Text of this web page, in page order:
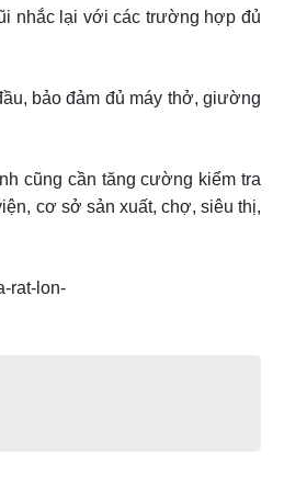
nhắc lại với các trường hợp đủ
bảo đảm đủ máy thở, giường
cũng cần tăng cường kiểm tra
cơ sở sản xuất, chợ, siêu thị,
rat-lon-